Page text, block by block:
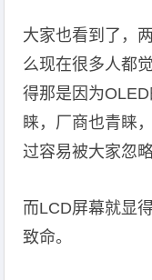
大家也看到了，
么现在很多人都
得那是因为
睐，厂商也青睐
过容易被大家忽略
而LCD屏幕就显
致命。